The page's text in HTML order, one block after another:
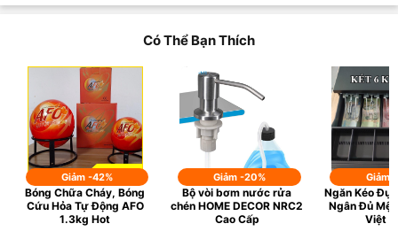
Có Thể Bạn Thích
Giảm -42%
Bóng Chữa Cháy, Bóng
Cứu Hỏa Tự Động AFO
1.3kg Hot
Giảm -20%
Bộ vòi bơm nước rửa
chén HOME DECOR NRC2
Cao Cấp
Giảm
Ngăn Kéo
Ngân Đủ
Việt